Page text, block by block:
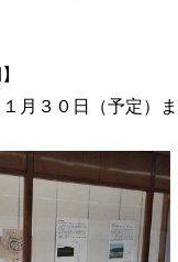
３０日（予定）ま